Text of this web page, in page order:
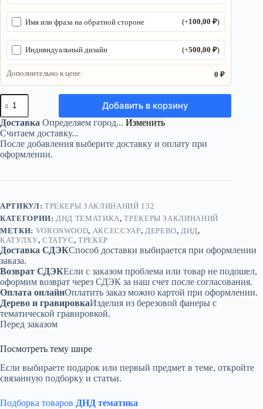
Имя или фраза на обратной стороне (+100,00₽)
Индивидуальный дизайн (+500,00₽)
Дополнительно к цене: 0 ₽
Количество
товара
Трекер
ДнД
«Катулху»
—
дерево
Добавить в корзину
Доставка Определяем город... Изменить
Считаем доставку...
После добавления выберите доставку и оплату при
оформлении.
АРТИКУЛ: ТРЕКЕРЫ ЗАКЛИНАНИЙ 132
КАТЕГОРИИ: ДНД ТЕМАТИКА,ТРЕКЕРЫ ЗАКЛИНАНИЙ
МЕТКИ: VORONWOOD, АКСЕССУАР, ДЕРЕВО, ДНД,
КАТУЛХУ, СТАТУС,ТРЕКЕР
Доставка СДЭКСпособ доставки выбирается при оформлении
заказа.
Возврат СДЭКЕсли с заказом проблема или товар не подошел,
оформим возврат через СДЭК за наш счет после согласования.
Оплата онлайнОплатить заказ можно картой при оформлении.
Дерево и гравировкаИзделия из березовой фанеры с
тематической гравировкой.
Перед заказом
Посмотреть тему шире
Если выбираете подарок или первый предмет в теме, откройте
связанную подборку и статьи.
Подборка товаров ДНД тематика